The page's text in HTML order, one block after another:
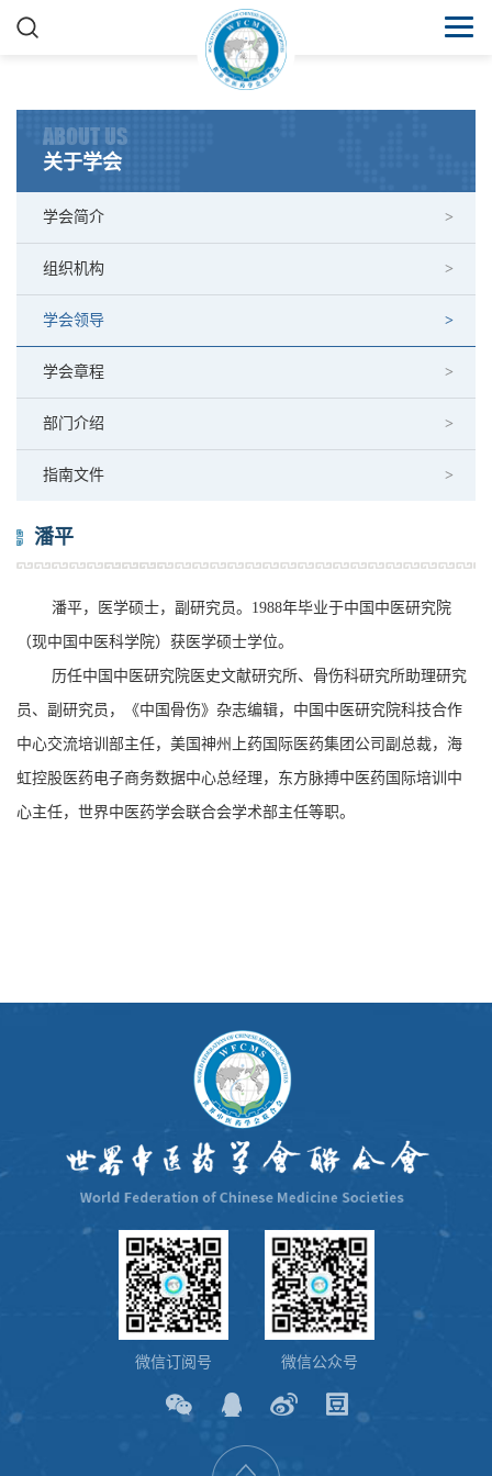
ABOUT US
关于学会
学会简介
组织机构
学会领导
学会章程
部门介绍
指南文件
潘平
潘平，医学硕士，副研究员。1988年毕业于中国中医研究院
（现中国中医科学院）获医学硕士学位。
历任中国中医研究院医史文献研究所、骨伤科研究所助理研究
员、副研究员，《中国骨伤》杂志编辑，中国中医研究院科技合作
中心交流培训部主任，美国神州上药国际医药集团公司副总裁，海
虹控股医药电子商务数据中心总经理，东方脉搏中医药国际培训中
心主任，世界中医药学会联合会学术部主任等职。
微信订阅号 微信公众号